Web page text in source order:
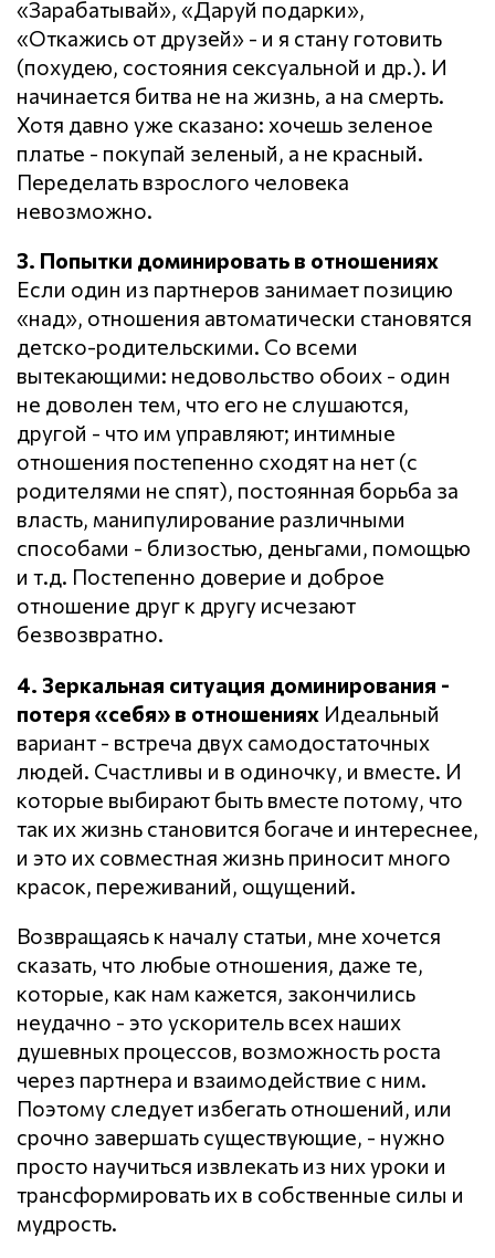
«Зарабатывай», «Даруй подарки»,
«Откажись от друзей» - и я стану готовить
(похудею, состояния сексуальной и др.). И
начинается битва не на жизнь, а на смерть.
Хотя давно уже сказано: хочешь зеленое
платье - покупай зеленый, а не красный.
Переделать взрослого человека
невозможно.
3. Попытки доминировать в отношениях
Если один из партнеров занимает позицию
«над», отношения автоматически становятся
детско-родительскими. Со всеми
вытекающими: недовольство обоих - один
не доволен тем, что его не слушаются,
другой - что им управляют; интимные
отношения постепенно сходят на нет (с
родителями не спят), постоянная борьба за
власть, манипулирование различными
способами - близостью, деньгами, помощью
и т.д. Постепенно доверие и доброе
отношение друг к другу исчезают
безвозвратно.
4. Зеркальная ситуация доминирования -
потеря «себя» в отношениях Идеальный
вариант - встреча двух самодостаточных
людей. Счастливы и в одиночку, и вместе. И
которые выбирают быть вместе потому, что
так их жизнь становится богаче и интереснее,
и это их совместная жизнь приносит много
красок, переживаний, ощущений.
Возвращаясь к началу статьи, мне хочется
сказать, что любые отношения, даже те,
которые, как нам кажется, закончились
неудачно - это ускоритель всех наших
душевных процессов, возможность роста
через партнера и взаимодействие с ним.
Поэтому следует избегать отношений, или
срочно завершать существующие, - нужно
просто научиться извлекать из них уроки и
трансформировать их в собственные силы и
мудрость.